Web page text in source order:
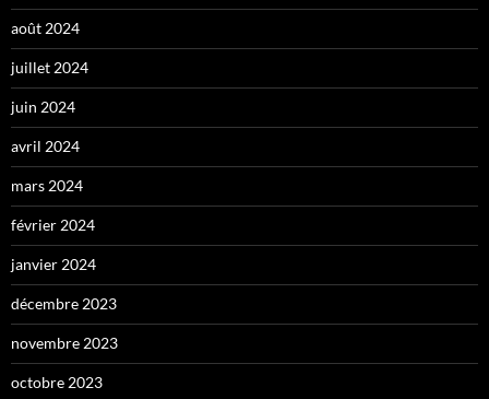
août 2024
juillet 2024
juin 2024
avril 2024
mars 2024
février 2024
janvier 2024
décembre 2023
novembre 2023
octobre 2023